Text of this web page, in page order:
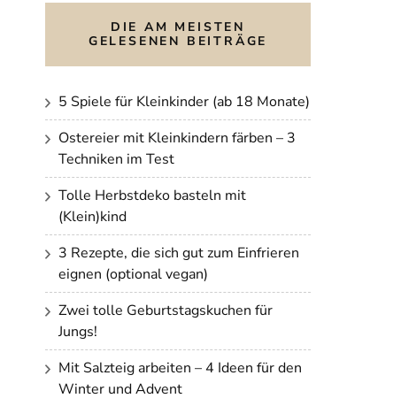
DIE AM MEISTEN
GELESENEN BEITRÄGE
5 Spiele für Kleinkinder (ab 18 Monate)
Ostereier mit Kleinkindern färben – 3
Techniken im Test
Tolle Herbstdeko basteln mit
(Klein)kind
3 Rezepte, die sich gut zum Einfrieren
eignen (optional vegan)
Zwei tolle Geburtstagskuchen für
Jungs!
Mit Salzteig arbeiten – 4 Ideen für den
Winter und Advent